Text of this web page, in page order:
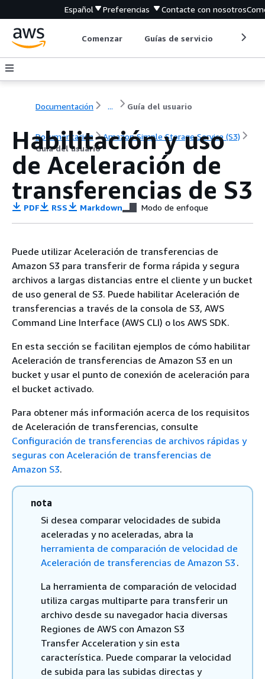
Español Preferencias Contacte con nosotros
Comenzar Guías de servicio
Documentación ... Guía del usuario
Documentación
Amazon Simple Storage Service (S3)
Guía del usuario
Habilitación y uso
de Aceleración de
transferencias de S3
PDF RSS Markdown Modo de enfoque
Puede utilizar Aceleración de transferencias de
Amazon S3 para transferir de forma rápida y segura
archivos a largas distancias entre el cliente y un bucket
de uso general de S3. Puede habilitar Aceleración de
transferencias a través de la consola de S3, AWS
Command Line Interface (AWS CLI) o los AWS SDK.
En esta sección se facilitan ejemplos de cómo habilitar
Aceleración de transferencias de Amazon S3 en un
bucket y usar el punto de conexión de aceleración para
el bucket activado.
Para obtener más información acerca de los requisitos
de Aceleración de transferencias, consulte
Configuración de transferencias de archivos rápidas y
seguras con Aceleración de transferencias de
Amazon S3.
nota
Si desea comparar velocidades de subida
aceleradas y no aceleradas, abra la
herramienta de comparación de velocidad de
Aceleración de transferencias de Amazon S3 .
La herramienta de comparación de velocidad
utiliza cargas multiparte para transferir un
archivo desde su navegador hacia diversas
Regiones de AWS con Amazon S3
Transfer Acceleration y sin esta
característica. Puede comparar la velocidad
de subida para las subidas directas y